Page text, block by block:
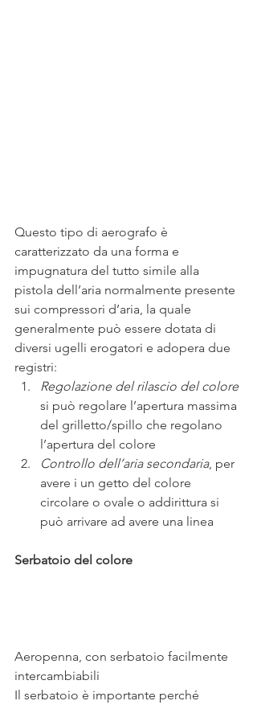
Questo tipo di aerografo è
caratterizzato da una forma e
impugnatura del tutto simile alla
pistola dell’aria normalmente presente
sui compressori d’aria, la quale
generalmente può essere dotata di
diversi ugelli erogatori e adopera due
registri:
Regolazione del rilascio del colore
si può regolare l’apertura massima
del grilletto/spillo che regolano
l’apertura del colore
Controllo dell’aria secondaria, per
avere i un getto del colore
circolare o ovale o addirittura si
può arrivare ad avere una linea
Serbatoio del colore
Aeropenna, con serbatoio facilmente
intercambiabili
Il serbatoio è importante perché